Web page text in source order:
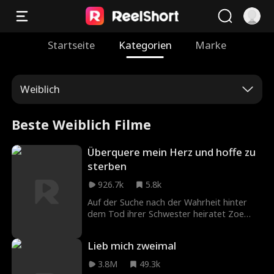
Startseite Kategorien Marke
Weiblich
Beste Weiblich Filme
Überquere mein Herz und hoffe zu
sterben
926.7k
5.8k
Auf der Suche nach der Wahrheit hinter
dem Tod ihrer Schwester heiratet Zoe
jedoch besser kennenlernt, entdeckt sie
die Wahrheit, die mehr verdreht und
Lieb mich zweimal
3.8M
49.3k